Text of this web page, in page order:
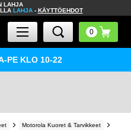
LAHJA
LAHJA- KÄYTTÖEHDOT
PE KLO 10-22
Motorola Kuoret & Tarvikkeet